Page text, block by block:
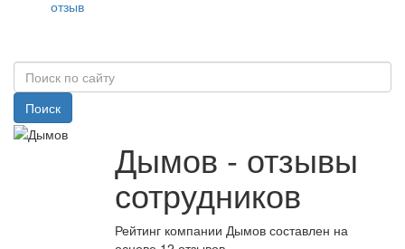
отзыв
Поиск
Дымов - отзывы
сотрудников
Рейтинг компании Дымов составлен на